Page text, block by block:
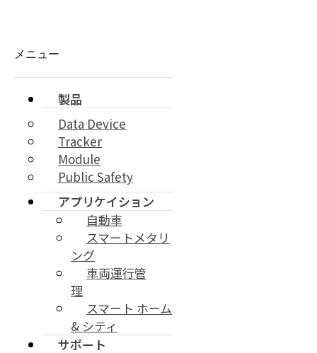
メニュー
製品
Data Device
Tracker
Module
Public Safety
アプリケイション
自動車
スマートメタリ
ング
車両運行管
理
スマート ホーム
& シティ
サポート
製品エーエムの様々な製品を紹介させて頂きます。
ジュールから公共安全網のためのLTE PTT Smartphoneまで先
端の最新技術を経験してください。